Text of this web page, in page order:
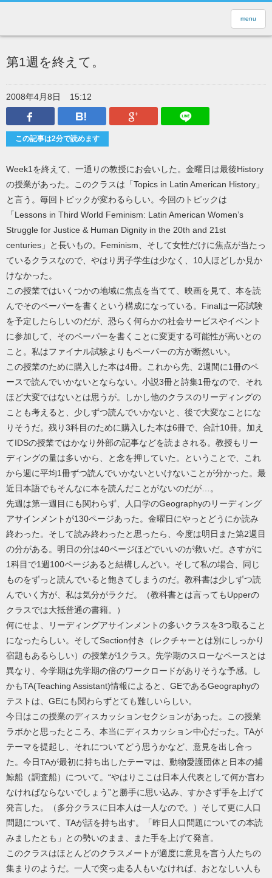
menu
第1週を終えて。
2008年4月8日
15:12
Facebook
はてなブックマークGoogle Plus
この記事は2分で読めます
Week1を終えて、一通りの教授にお会いした。金曜日は最後History
の授業があった。このクラスは「Topics in Latin American History」
と言う。毎回トピックが変わるらしい。今回のトピックは
「Lessons in Third World Feminism: Latin American Women’s
Struggle for Justice & Human Dignity in the 20th and 21st
centuries」と長いもの。Feminism、そして女性だけに焦点が当たっ
ているクラスなので、やはり男子学生は少なく、10人ほどしか見か
けなかった。
この授業ではいくつかの地域に焦点を当てて、映画を見て、本を読
んでそのペーパーを書くという構成になっている。Finalは一応試験
を予定したらしいのだが、恐らく何らかの社会サービスやイベント
に参加して、そのペーパーを書くことに変更する可能性が高いとの
こと。私はファイナル試験よりもペーパーの方が断然いい。
この授業のために購入した本は4冊。これから先、2週間に1冊のペ
ースで読んでいかないとならない。小説3冊と詩集1冊なので、それ
ほど大変ではないとは思うが。しかし他のクラスのリーディングの
ことも考えると、少しずつ読んでいかないと、後で大変なことにな
りそうだ。残り3科目のために購入した本は6冊で、合計10冊。加え
てIDSの授業ではかなり外部の記事などを読まされる。教授もリー
ディングの量は多いから、と念を押していた。ということで、これ
から週に平均1冊ずつ読んでいかないといけないことが分かった。最
近日本語でもそんなに本を読んだことがないのだが…。
先週は第一週目にも関わらず、人口学のGeographyのリーディング
アサインメントが130ページあった。金曜日にやっとどうにか読み
終わった。そして読み終わったと思ったら、今度は明日また第2週目
の分がある。明日の分は40ページほどでいいのが救いだ。さすがに
1科目で1週100ページあると結構しんどい。そして私の場合、同じ
ものをずっと読んでいると飽きてしまうのだ。教科書は少しずつ読
んでいく方が、私は気分がラクだ。（教科書とは言ってもUpperの
クラスでは大抵普通の書籍。）
何にせよ、リーディングアサインメントの多いクラスを3つ取ること
になったらしい。そしてSection付き（レクチャーとは別にしっかり
宿題もあるらしい）の授業が1クラス。先学期のスローなペースとは
異なり、今学期は先学期の倍のワークロードがありそうな予感。し
かもTA(Teaching Assistant)情報によると、GEであるGeographyの
テストは、GEにも関わらずとても難しいらしい。
今日はこの授業のディスカッションセクションがあった。この授業
ラボかと思ったところ、本当にディスカッション中心だった。TAが
テーマを提起し、それについてどう思うかなど、意見を出し合っ
た。今日TAが最初に持ち出したテーマは、動物愛護団体と日本の捕
鯨船（調査船）について。“やはりここは日本人代表として何か言わ
なければならないでしょう”と勝手に思い込み、すかさず手を上げて
発言した。（多分クラスに日本人は一人なので。）そして更に人口
問題について、TAが話を持ち出す。「昨日人口問題についての本読
みましたとも」との勢いのまま、また手を上げて発言。
このクラスはほとんどのクラスメートが適度に意見を言う人たちの
集まりのようだ。一人で突っ走る人もいなければ、おとなしい人も